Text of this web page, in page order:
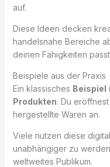
auf.
Diese Ideen decken
handelsnahe Bereiche
deinen Fähigkeiten
Beispiele aus der Praxis
Ein klassisches Beispiel
Produkten. Du
hergestellte Waren an.
Viele nutzen diese
unabhängiger zu
weltweites Publikum.